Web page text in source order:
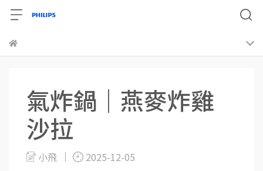
氣炸鍋｜燕麥炸雞
沙拉
小飛 2025-12-05